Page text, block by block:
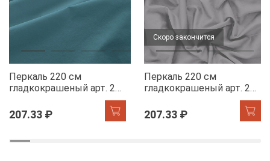
Перкаль 220 см
гладкокрашеный арт. 239
207.33 ₽
Скоро закончится
Перкаль 220 см
гладкокрашеный арт. 239
86063-13 серый сплав
АК
207.33 ₽